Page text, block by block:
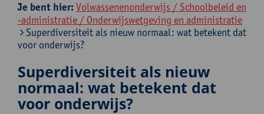
Je bent hier:Volwassenenonderwijs / Schoolbeleid en
-administratie / Onderwijswetgeving en administratie
Superdiversiteit als nieuw normaal: wat betekent dat
voor onderwijs?
Superdiversiteit als nieuw
normaal: wat betekent dat
voor onderwijs?